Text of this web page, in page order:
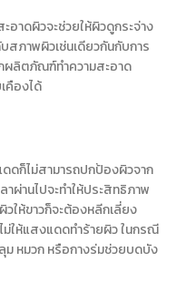
อาดผิวจะช่วยให้ผิวดูกระจ่าง
สภาพผิวเช่นเดียวกันกับการ
ผลิตภัณฑ์ทำความสะอาด
คืองได้
ดก็ไม่สามารถปกป้องผิวจาก
าผ่านไปจะทำให้ประสิทธิภาพ
วให้ขาวก็จะต้องหลีกเลี่ยง
ให้แสงแดดทำร้ายผิว ในกรณี
ม หมวก หรือกางร่มช่วยบดบัง